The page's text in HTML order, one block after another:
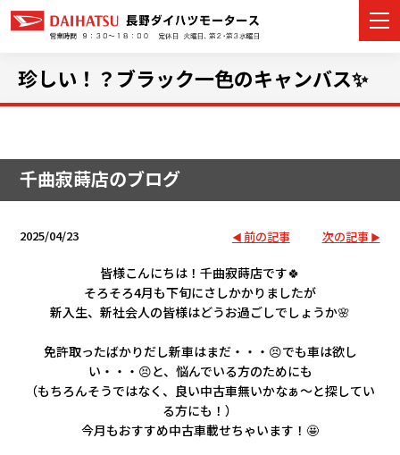
店舗情報
イベント・キャンペーン
ご購入者サポート
アフターサポート
会社情報
珍しい！？ブラック一色のキャンバス✨
千曲寂蒔店のブログ
2025/04/23 前の記事 次の記事
皆様こんにちは！千曲寂蒔店です🍀
そろそろ4月も下旬にさしかかりましたが
新入生、新社会人の皆様はどうお過ごしでしょうか🌸
免許取ったばかりだし新車はまだ・・・😣でも車は欲し
い・・・😣と、悩んでいる方のためにも
（もちろんそうではなく、良い中古車無いかなぁ～と探してい
る方にも！）
今月もおすすめ中古車載せちゃいます！🤩